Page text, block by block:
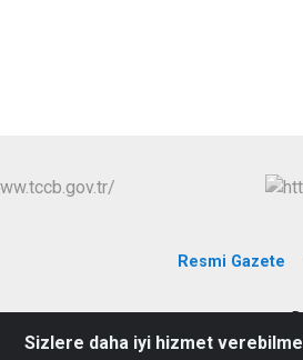
Resmi Gazete
Sizlere daha iyi hizmet